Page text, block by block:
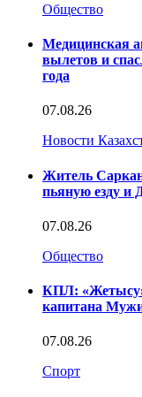
Общество
Медицинская
вылетов и
года
07.08.26
Новости
Житель
пьяную езду и
07.08.26
Общество
КПЛ: «Жетысу»
капитана
07.08.26
Спорт